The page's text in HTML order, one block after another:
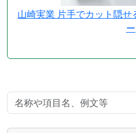
山崎実業 片手でカット隠
ー